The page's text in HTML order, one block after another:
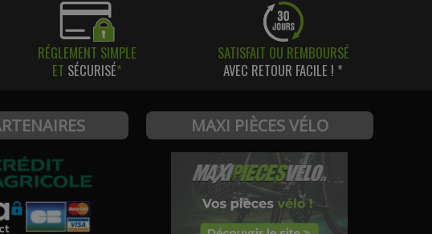
RÉGLEMENT SIMPLE
ET SÉCURISÉ*
SATISFAIT OU REMBOURSÉ
AVEC RETOUR FACILE ! *
MAXI PIÈCES VÉLO